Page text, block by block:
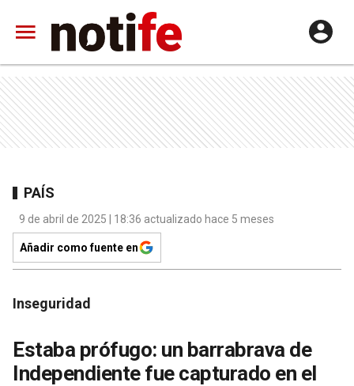
PAÍS
9 de abril de 2025 | 18:36 actualizado hace 5 meses
Añadir como fuente en
Inseguridad
Estaba prófugo: un barrabrava de
Independiente fue capturado en el